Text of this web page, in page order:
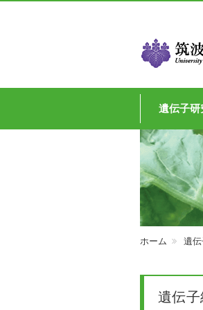
遺伝子研
ホーム 遺
遺伝